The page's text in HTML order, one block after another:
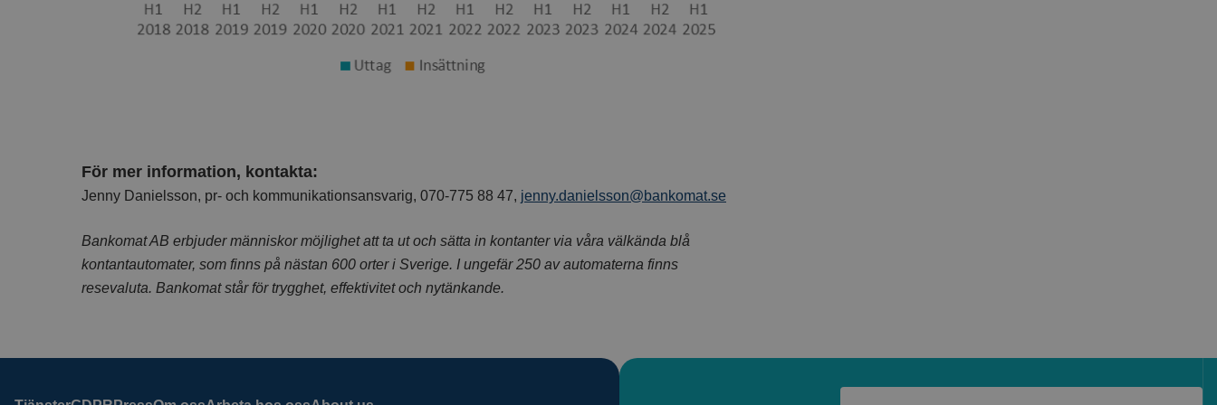
För mer information, kontakta:
Jenny Danielsson, pr- och kommunikationsansvarig, 070-775 88 47, jenny.danielsson@bankomat.se
Bankomat AB erbjuder människor möjlighet att ta ut och sätta in kontanter via våra välkända blå
kontantautomater, som finns på nästan 600 orter i Sverige. I ungefär 250 av automaterna finns
resevaluta. Bankomat står för trygghet, effektivitet och nytänkande.